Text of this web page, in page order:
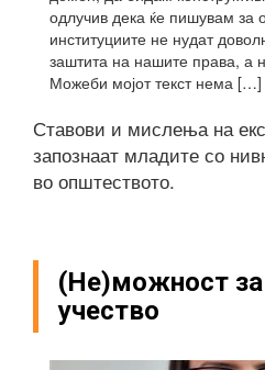
одлучив дека ќе пишувам за
институциите не нудат
заштита на нашите права, а
Можеби мојот текст нема […]
Ставови и мислења на
запознаат младите со
во општеството.
(Не)можност
учество